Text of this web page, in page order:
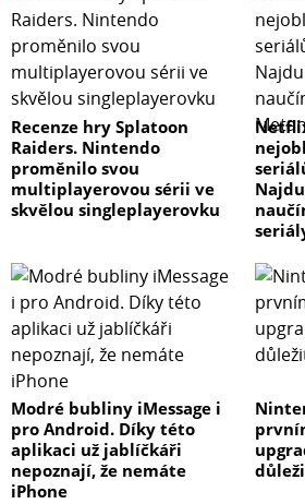
Recenze hry Splatoon
Raiders. Nintendo
proměnilo svou
multiplayerovou sérii ve
skvělou singleplayerovku
Modré bubliny iMessage i
pro Android. Díky této
aplikaci už jablíčkáři
nepoznají, že nemáte
iPhone